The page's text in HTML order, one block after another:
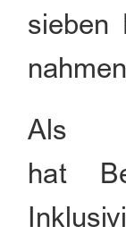
sieben
Als
hat